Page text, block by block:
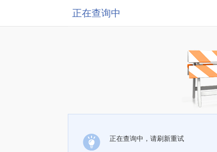
正在查询中
正在查询中，请刷新重试